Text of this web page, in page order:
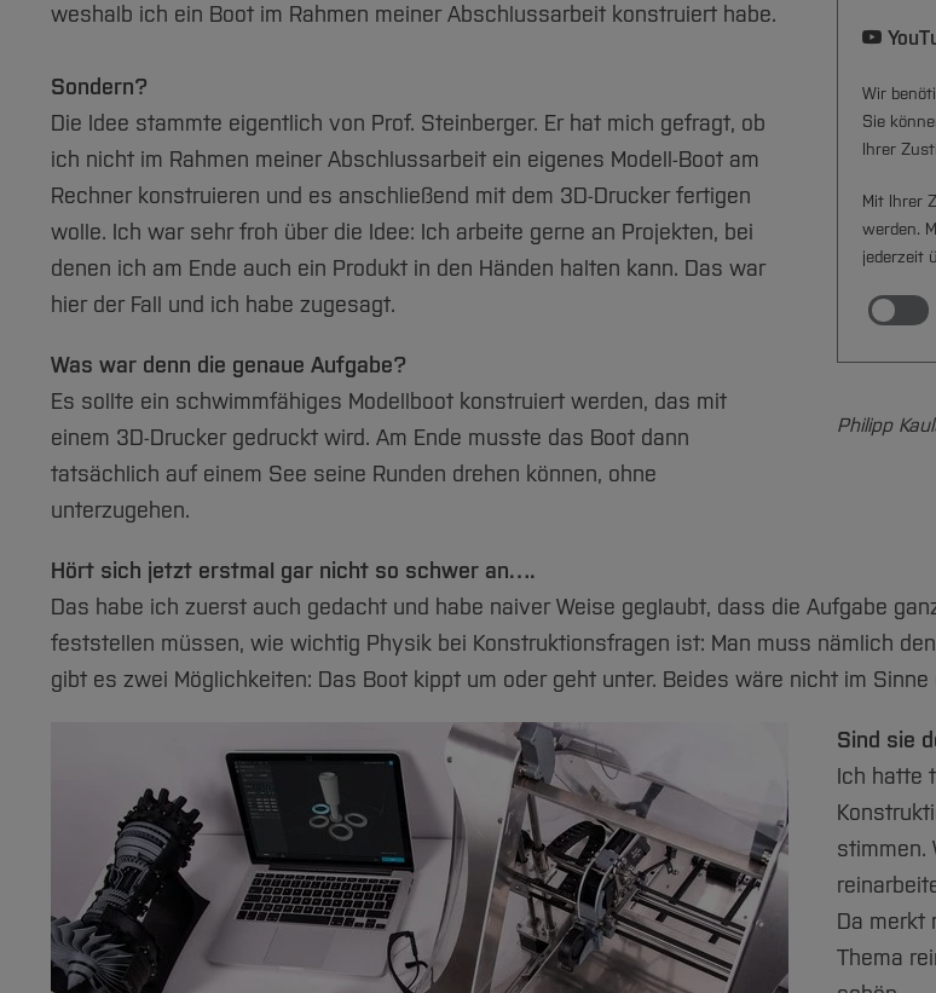
Wir
Sie
Ihrer
Mit Ihrer
werden.
jederzeit
Philipp
weshalb ich ein Boot im Rahmen meiner Abschlussarbeit konstruiert habe.
Sondern?
Die Idee stammte eigentlich von Prof. Steinberger. Er hat mich gefragt, ob
ich nicht im Rahmen meiner Abschlussarbeit ein eigenes Modell-Boot am
Rechner konstruieren und es anschließend mit dem 3D-Drucker fertigen
wolle. Ich war sehr froh über die Idee: Ich arbeite gerne an Projekten, bei
denen ich am Ende auch ein Produkt in den Händen halten kann. Das war
hier der Fall und ich habe zugesagt.
Was war denn die genaue Aufgabe?
Es sollte ein schwimmfähiges Modellboot konstruiert werden, das mit
einem 3D-Drucker gedruckt wird. Am Ende musste das Boot dann
tatsächlich auf einem See seine Runden drehen können, ohne
unterzugehen.
Hört sich jetzt erstmal gar nicht so schwer an….
Das habe ich zuerst auch gedacht und habe naiver Weise geglaubt, dass die Aufgabe
feststellen müssen, wie wichtig Physik bei Konstruktionsfragen ist: Man muss nämlich
gibt es zwei Möglichkeiten: Das Boot kippt um oder geht unter. Beides wäre nicht im
Sind sie
Ich hatte
stimmen.
Da merkt
Thema